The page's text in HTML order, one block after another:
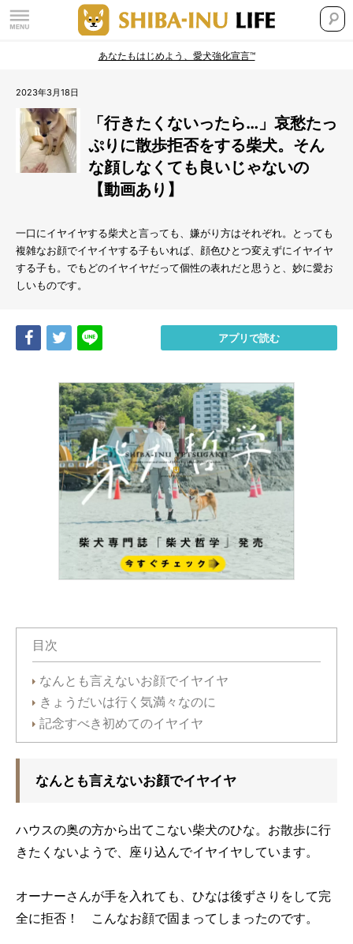
あなたもはじめよう、愛犬強化宣言™
2023年3月18日
「行きたくないったら…」哀愁たっ
ぷりに散歩拒否をする柴犬。そん
な顔しなくても良いじゃないの
【動画あり】
一口にイヤイヤする柴犬と言っても、嫌がり方はそれぞれ。とっても
複雑なお顔でイヤイヤする子もいれば、顔色ひとつ変えずにイヤイヤ
する子も。でもどのイヤイヤだって個性の表れだと思うと、妙に愛お
しいものです。
Share Tweet アプリで読む
目次
なんとも言えないお顔でイヤイヤ
きょうだいは行く気満々なのに
記念すべき初めてのイヤイヤ
なんとも言えないお顔でイヤイヤ
ハウスの奥の方から出てこない柴犬のひな。お散歩に行
きたくないようで、座り込んでイヤイヤしています。
オーナーさんが手を入れても、ひなは後ずさりをして完
全に拒否！ こんなお顔で固まってしまったのです。